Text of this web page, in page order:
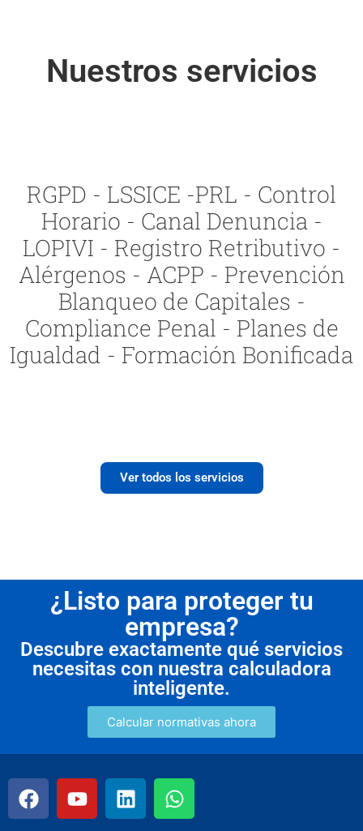
Nuestros servicios
RGPD - LSSICE -PRL - Control
Horario - Canal Denuncia -
LOPIVI - Registro Retributivo -
Alérgenos - ACPP - Prevención
Blanqueo de Capitales -
Compliance Penal - Planes de
Igualdad - Formación Bonificada
Ver todos los servicios
¿Listo para proteger tu
empresa?
Descubre exactamente qué servicios
necesitas con nuestra calculadora
inteligente.
Calcular normativas ahora